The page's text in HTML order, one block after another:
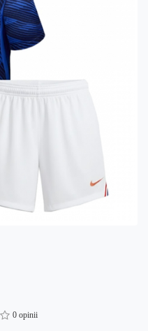
0 opinii